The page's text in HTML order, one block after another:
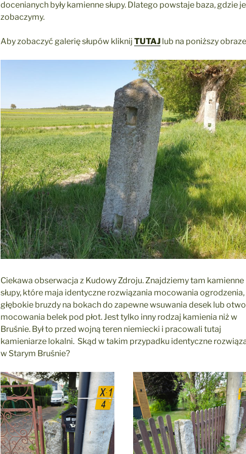
docenianych były kamienne słupy. Dlatego powstaje baza, gdzie je
zobaczymy.
Aby zobaczyć galerię słupów kliknij TUTAJlub na poniższy
Ciekawa obserwacja z Kudowy Zdroju. Znajdziemy tam kamienne
słupy, które maja identyczne rozwiązania mocowania ogrodzenia,
głębokie bruzdy na bokach do zapewne wsuwania desek lub
mocowania belek pod płot. Jest tylko inny rodzaj kamienia niż w
Bruśnie. Był to przed wojną teren niemiecki i pracowali tutaj
kamieniarze lokalni. Skąd w takim przypadku identyczne
w Starym Bruśnie?